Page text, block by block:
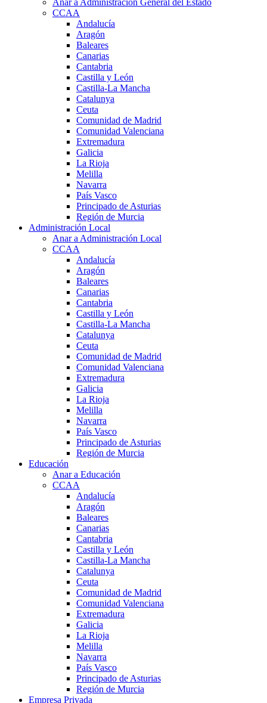
CCAA
Andalucía
Aragón
Baleares
Canarias
Cantabria
Castilla y León
Castilla-La Mancha
Catalunya
Ceuta
Comunidad de Madrid
Comunidad Valenciana
Extremadura
Galicia
La Rioja
Melilla
Navarra
País Vasco
Principado de Asturias
Región de Murcia
Administración Local
Anar a Administración Local
CCAA
Andalucía
Aragón
Baleares
Canarias
Cantabria
Castilla y León
Castilla-La Mancha
Catalunya
Ceuta
Comunidad de Madrid
Comunidad Valenciana
Extremadura
Galicia
La Rioja
Melilla
Navarra
País Vasco
Principado de Asturias
Región de Murcia
Educación
Anar a Educación
CCAA
Andalucía
Aragón
Baleares
Canarias
Cantabria
Castilla y León
Castilla-La Mancha
Catalunya
Ceuta
Comunidad de Madrid
Comunidad Valenciana
Extremadura
Galicia
La Rioja
Melilla
Navarra
País Vasco
Principado de Asturias
Región de Murcia
Empresa Privada